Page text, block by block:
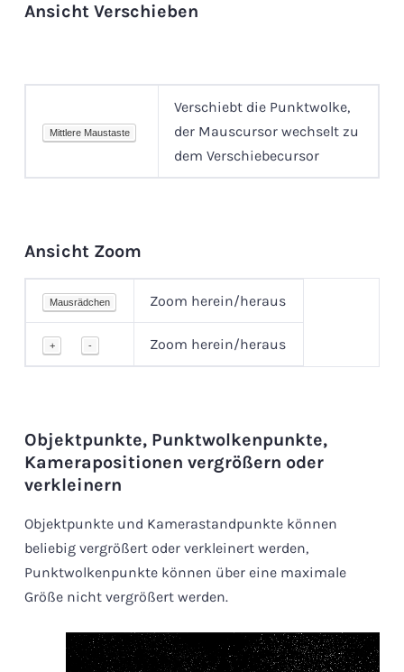
Ansicht Verschieben
Mittlere Maustaste
Verschiebt die Punktwolke,
der Mauscursor wechselt zu
dem Verschiebecursor
Ansicht Zoom
Mausrädchen Zoom herein/heraus
+ - Zoom herein/heraus
Objektpunkte, Punktwolkenpunkte,
Kamerapositionen vergrößern oder
verkleinern
Objektpunkte und Kamerastandpunkte können
beliebig vergrößert oder verkleinert werden,
Punktwolkenpunkte können über eine maximale
Größe nicht vergrößert werden.